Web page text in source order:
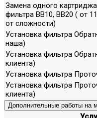
Замена одного
фильтра ВВ10, ВВ20 ( от
от сложности)
Установка фильтра
наша)
Установка фильтра
клиента)
Установка фильтра
Установка фильтра
клиента)
Дополнительные работы на